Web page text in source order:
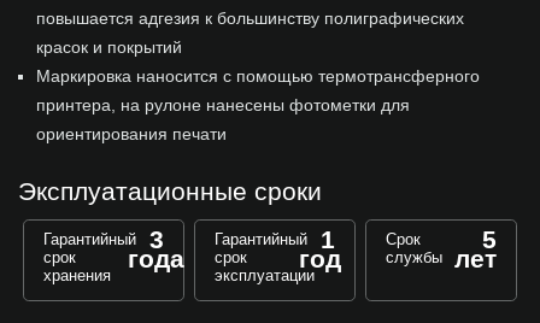
повышается адгезия к большинству полиграфических
красок и покрытий
Маркировка наносится с помощью термотрансферного
принтера, на рулоне нанесены фотометки для
ориентирования печати
Эксплуатационные сроки
Гарантийный
срок
хранения
3
года
Гарантийный
срок
эксплуатации
1
год
Срок
службы
5
лет